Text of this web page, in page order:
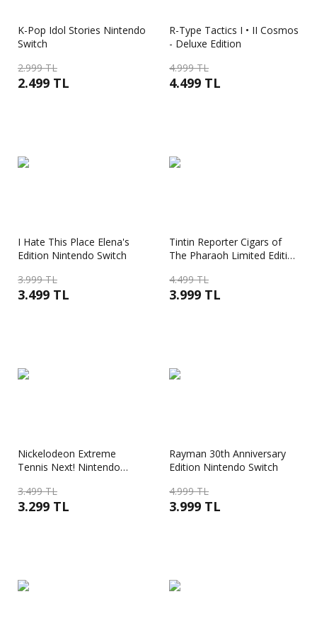
K-Pop Idol Stories Nintendo
Switch
2.999 TL
2.499 TL
R-Type Tactics I • II Cosmos
- Deluxe Edition
4.999 TL
4.499 TL
I Hate This Place Elena's
Edition Nintendo Switch
3.999 TL
3.499 TL
Tintin Reporter Cigars of
The Pharaoh Limited Edition
4.499 TL
3.999 TL
Nickelodeon Extreme
Tennis Next! Nintendo
3.499 TL
3.299 TL
Rayman 30th Anniversary
Edition Nintendo Switch
4.999 TL
3.999 TL